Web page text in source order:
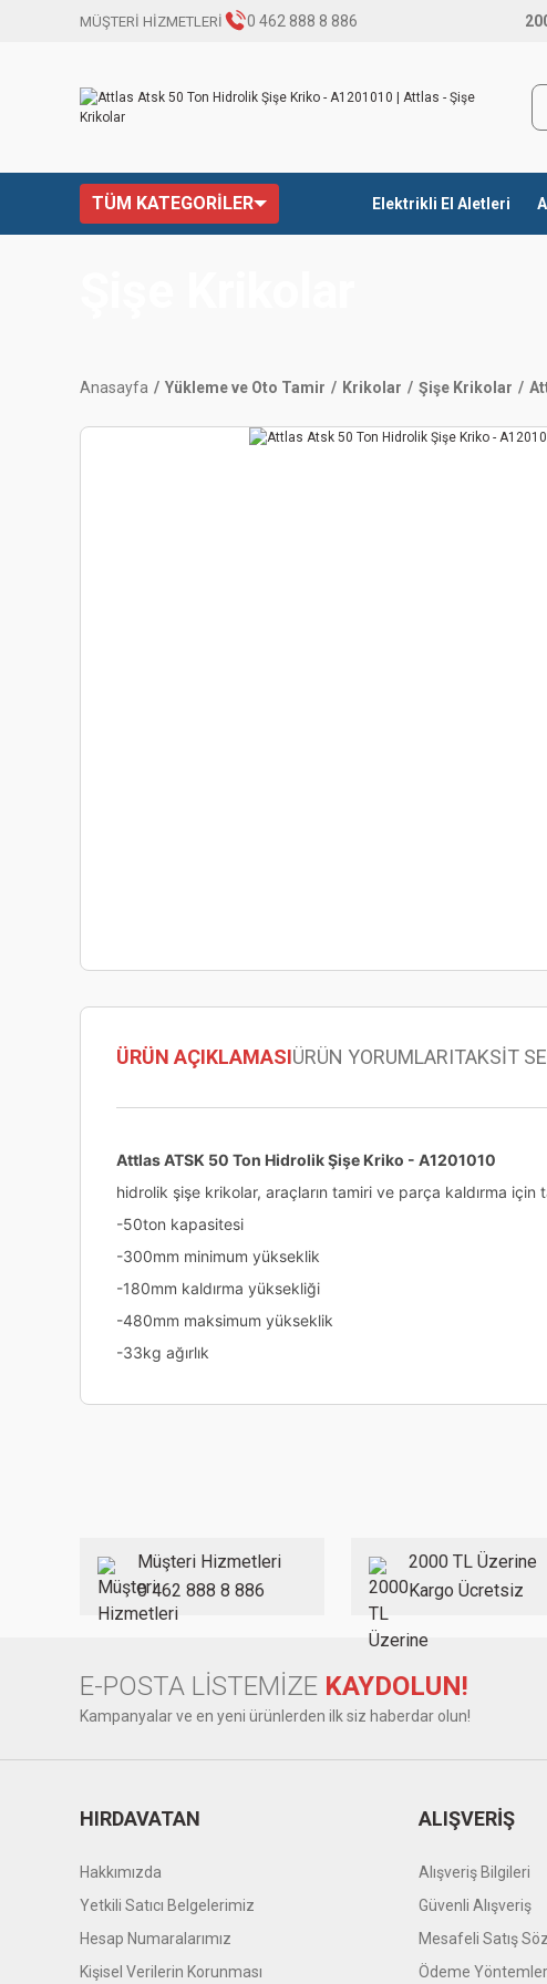
MÜŞTERİ HİZMETLERİ 0 462 888 8 886
TÜM KATEGORİLER Elektrikli El Aletleri
Anasayfa Yükleme ve Oto Tamir Krikolar Şişe Krikolar
ÜRÜN AÇIKLAMASIÜRÜN YORUMLARITAKSİT
Attlas ATSK 50 Ton Hidrolik Şişe Kriko - A1201010
hidrolik şişe krikolar, araçların tamiri ve parça kaldırma için
-50ton kapasitesi
-300mm minimum yükseklik
-180mm kaldırma yüksekliği
-480mm maksimum yükseklik
-33kg ağırlık
Ürün bilgilerinde hatalar bulunuyor.
Ürün fiyatı diğer sitelerden daha pahalı.
Bu ürüne benzer farklı alternatifler olmalı.
Müşteri Hizmetleri
0 462 888 8 886
2000 TL Üzerine
Kargo Ücretsiz
E-POSTA LİSTEMİZE KAYDOLUN!
Kampanyalar ve en yeni ürünlerden ilk siz haberdar olun!
HIRDAVATAN
Hakkımızda
Yetkili Satıcı Belgelerimiz
Hesap Numaralarımız
Kişisel Verilerin Korunması
ALIŞVERİŞ
Alışveriş Bilgileri
Güvenli Alışveriş
Mesafeli Satış
Ödeme